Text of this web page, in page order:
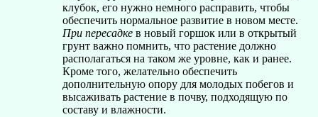
клубок, его нужно немного расправить, чтобы
обеспечить нормальное развитие в новом месте.
При пересадке в новый горшок или в открытый
грунт важно помнить, что растение должно
располагаться на таком же уровне, как и ранее.
Кроме того, желательно обеспечить
дополнительную опору для молодых побегов и
высаживать растение в почву, подходящую по
составу и влажности.